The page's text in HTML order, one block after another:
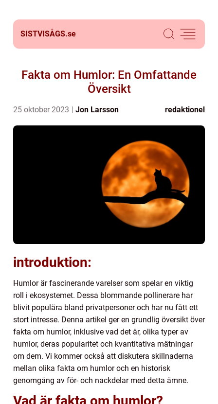
SISTVISÅGS.se
Fakta om Humlor: En Omfattande
Översikt
25 oktober 2023 Jon Larsson redaktionel
introduktion:
Humlor är fascinerande varelser som spelar en viktig
roll i ekosystemet. Dessa blommande pollinerare har
blivit populära bland privatpersoner och har nu fått ett
stort intresse. Denna artikel ger en grundlig översikt över
fakta om humlor, inklusive vad det är, olika typer av
humlor, deras popularitet och kvantitativa mätningar
om dem. Vi kommer också att diskutera skillnaderna
mellan olika fakta om humlor och en historisk
genomgång av för- och nackdelar med detta ämne.
Vad är fakta om humlor?